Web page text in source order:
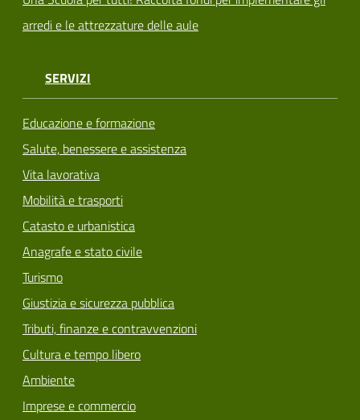
arredi e le attrezzature delle aule
SERVIZI
Educazione e formazione
Salute, benessere e assistenza
Vita lavorativa
Mobilità e trasporti
Catasto e urbanistica
Anagrafe e stato civile
Turismo
Giustizia e sicurezza pubblica
Tributi, finanze e contravvenzioni
Cultura e tempo libero
Ambiente
Imprese e commercio